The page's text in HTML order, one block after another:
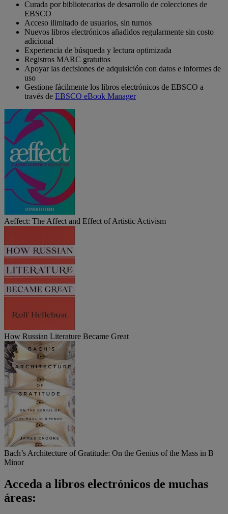
Curada por bibliotecarios de desarrollo de colecciones de
EBSCO
Acceso ilimitado de usuarios, sin turnos
Nuevos libros electrónicos añadidos regularmente sin costo
adicional
Experiencia de búsqueda y lectura optimizada
Registros MARC gratuitos
Apoyar las decisiones de adquisición con datos e informes de
uso
Gestione fácilmente los libros electrónicos de EBSCO a
través de EBSCO eBook Manager
Aeffect: The Affect and Effect of Artistic Activism
How Russian Literature Became Great
Bach’s Architecture of Gratitude: On the Genius of the Mass in B
Minor
Acceda a libros electrónicos de muchas
áreas: